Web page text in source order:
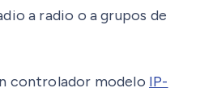
a radio o a grupos de
controlador modelo IP-